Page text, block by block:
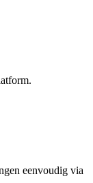
eenvoudig via